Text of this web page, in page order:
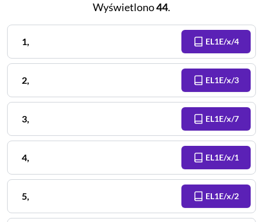
Wyświetlono44.
1, EL1E/x/4
2, EL1E/x/3
3, EL1E/x/7
4, EL1E/x/1
5, EL1E/x/2